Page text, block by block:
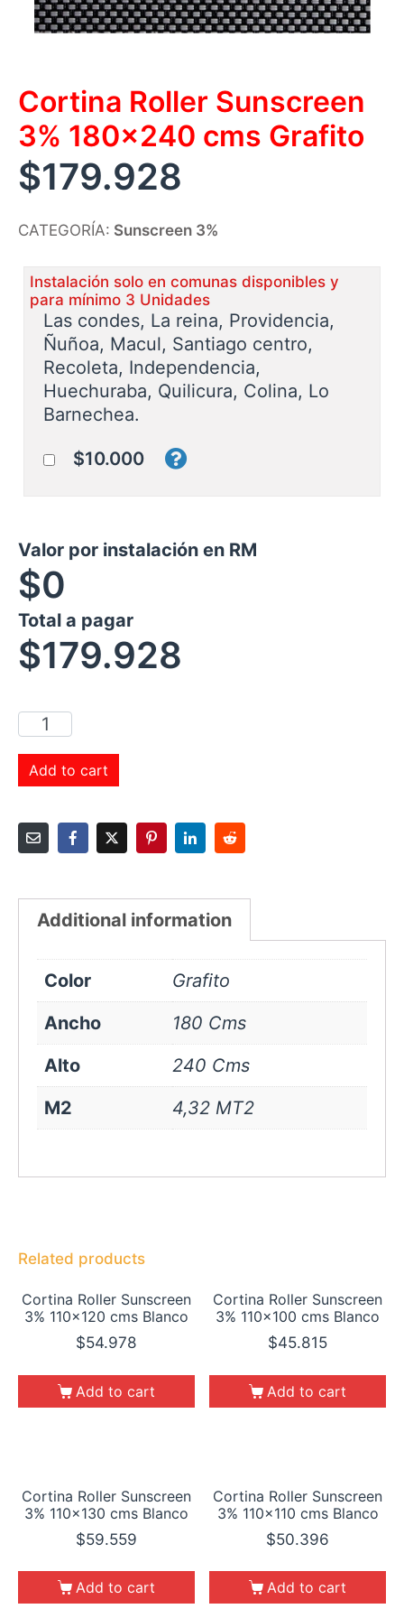
Cortina Roller Sunscreen
3% 180×240 cms Grafito
$179.928
CATEGORÍA: Sunscreen 3%
Instalación solo en comunas disponibles y
para mínimo 3 Unidades
Las condes, La reina, Providencia,
Ñuñoa, Macul, Santiago centro,
Recoleta, Independencia,
Huechuraba, Quilicura, Colina, Lo
Barnechea.
$10.000
Valor por instalación en RM
$0
Total a pagar
$179.928
Add to cart
Additional information
Color
Grafito
Ancho
180 Cms
Alto
240 Cms
M2
4,32 MT2
Related products
Cortina Roller Sunscreen
3% 110×120 cms Blanco
$54.978
Add to cart
Cortina Roller Sunscreen
3% 110×100 cms Blanco
$45.815
Add to cart
Cortina Roller Sunscreen
3% 110×130 cms Blanco
$59.559
Add to cart
Cortina Roller Sunscreen
3% 110×110 cms Blanco
$50.396
Add to cart